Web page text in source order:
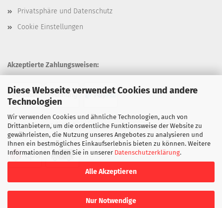
Diese Webseite verwendet Cookies und andere
Technologien
Wir verwenden Cookies und ähnliche Technologien, auch von
Drittanbietern, um die ordentliche Funktionsweise der Website zu
gewährleisten, die Nutzung unseres Angebotes zu analysieren und
Ihnen ein bestmögliches Einkaufserlebnis bieten zu können. Weitere
Informationen finden Sie in unserer Datenschutzerklärung.
Alle Akzeptieren
Nur Notwendige
Privatsphäre und Datenschutz
Cookie Einstellungen
Akzeptierte Zahlungsweisen:
Unsere Versandarten: